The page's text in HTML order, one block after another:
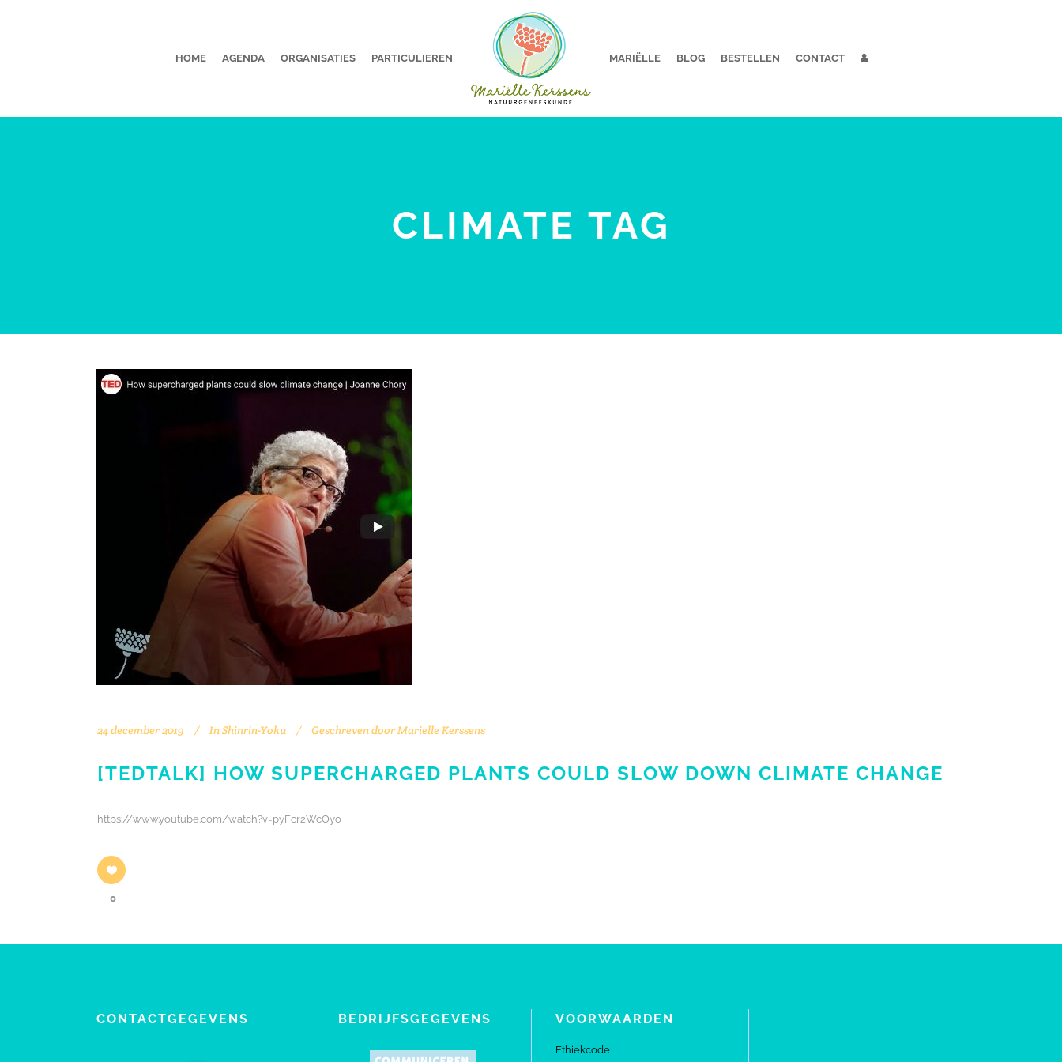
HOME AGENDA ORGANISATIES PARTICULIEREN MARIËLLE BLOG BESTELLEN CONTACT
CLIMATE TAG
24 december 2019 InShinrin-Yoku Geschreven doorMarielle Kerssens
[TEDTALK] HOW SUPERCHARGED PLANTS COULD SLOW DOWN CLIMATE CHANGE
https://www.youtube.com/watch?v=pyFcr2WcOyo
0
CONTACTGEGEVENS BEDRIJFSGEGEVENS VOORWAARDEN
Ethiekcode